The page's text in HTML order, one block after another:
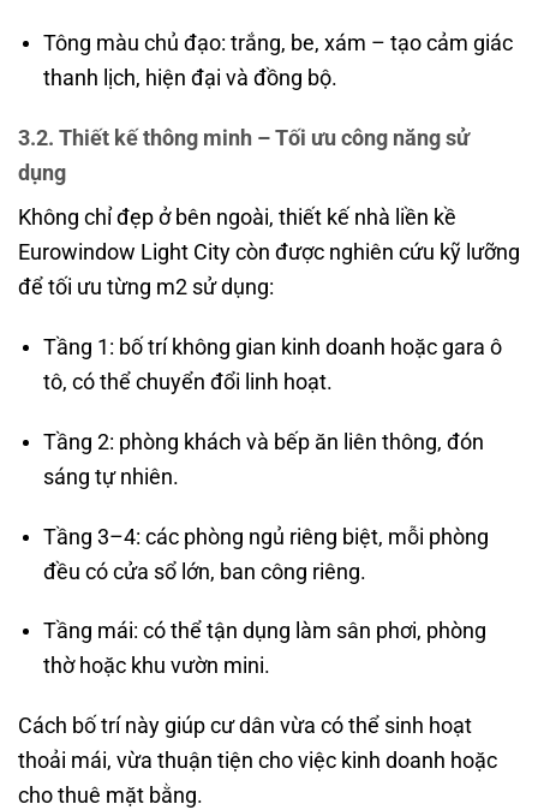
Tông màu chủ đạo: trắng, be, xám – tạo cảm giác
thanh lịch, hiện đại và đồng bộ.
3.2. Thiết kế thông minh – Tối ưu công năng sử
dụng
Không chỉ đẹp ở bên ngoài, thiết kế nhà liền kề
Eurowindow Light City còn được nghiên cứu kỹ lưỡng
để tối ưu từng m2 sử dụng:
Tầng 1: bố trí không gian kinh doanh hoặc gara ô
tô, có thể chuyển đổi linh hoạt.
Tầng 2: phòng khách và bếp ăn liên thông, đón
sáng tự nhiên.
Tầng 3–4: các phòng ngủ riêng biệt, mỗi phòng
đều có cửa sổ lớn, ban công riêng.
Tầng mái: có thể tận dụng làm sân phơi, phòng
thờ hoặc khu vườn mini.
Cách bố trí này giúp cư dân vừa có thể sinh hoạt
thoải mái, vừa thuận tiện cho việc kinh doanh hoặc
cho thuê mặt bằng.